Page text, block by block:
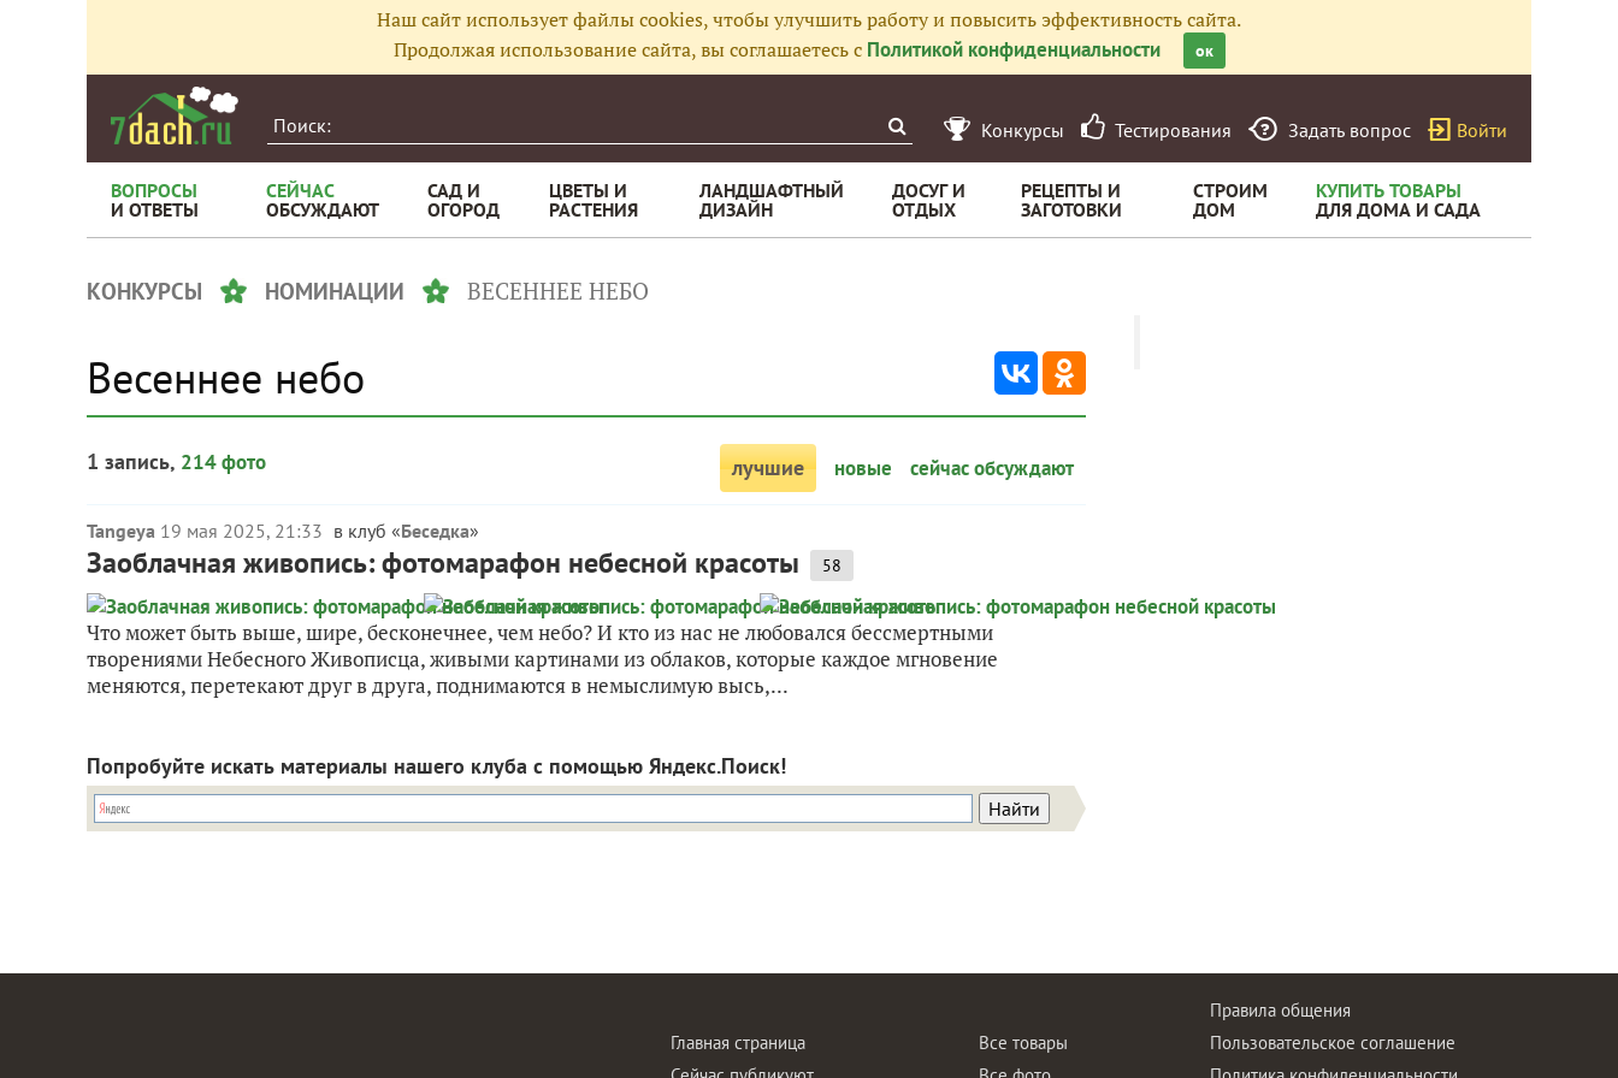
Наш сайт использует файлы cookies, чтобы улучшить работу и повысить эффективность сайта.
Продолжая использование сайта, вы соглашаетесь с Политикой конфиденциальности ок
Конкурсы Тестирования Задать вопрос Войти
ВОПРОСЫ
И ОТВЕТЫ
СЕЙЧАС
ОБСУЖДАЮТ
САД И
ОГОРОД
ЦВЕТЫ И
РАСТЕНИЯ
ЛАНДШАФТНЫЙ
ДИЗАЙН
ДОСУГ И
ОТДЫХ
РЕЦЕПТЫ И
ЗАГОТОВКИ
СТРОИМ
ДОМ
КУПИТЬ ТОВАРЫ
ДЛЯ ДОМА И САДА
КОНКУРСЫ НОМИНАЦИИ ВЕСЕННЕЕ НЕБО
Весеннее небо
1 запись, 214 фото лучшие новые сейчас обсуждают
Tangeya 19 мая 2025, 21:33 в клуб «Беседка»
Заоблачная живопись: фотомарафон небесной красоты 58
Что может быть выше, шире, бесконечнее, чем небо? И кто из нас не любовался бессмертными
творениями Небесного Живописца, живыми картинами из облаков, которые каждое мгновение
меняются, перетекают друг в друга, поднимаются в немыслимую высь,...
Попробуйте искать материалы нашего клуба с помощью Яндекс.Поиск!
Главная страница
Все товары
Правила общения
Пользовательское соглашение